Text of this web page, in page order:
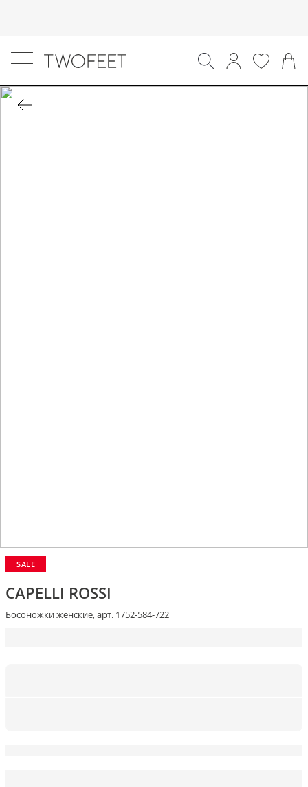
SALE
CAPELLI ROSSI
Босоножки женские, арт. 1752-584-722